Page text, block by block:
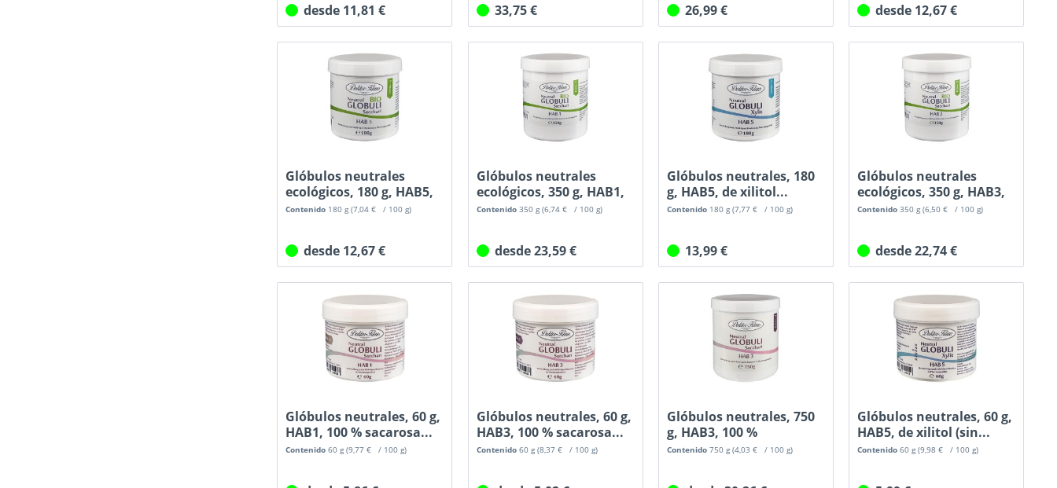
desde 11,81 € 33,75 € 26,99 € desde 12,67 €
Glóbulos neutrales
ecológicos, 180 g, HAB5,
100...
Contenido 180 g(7,04 € / 100 g)
desde 12,67 €
Glóbulos neutrales
ecológicos, 350 g, HAB1,
100...
Contenido 350 g (6,74 € / 100 g)
desde 23,59 €
Glóbulos neutrales, 180
g, HAB5, de xilitol...
Contenido 180 g (7,77 € / 100 g)
13,99 €
Glóbulos neutrales
ecológicos, 350 g, HAB3,
100...
Contenido350 g(6,50 € / 100 g)
desde 22,74 €
Glóbulos neutrales, 60 g,
HAB1, 100 % sacarosa...
Contenido60 g(9,77 € / 100 g)
Glóbulos neutrales, 60 g,
HAB3, 100 % sacarosa...
Contenido 60 g (8,37 € / 100 g)
Glóbulos neutrales, 750
g, HAB3, 100 %
sacarosa...
Contenido 750 g (4,03 € / 100 g)
Glóbulos neutrales, 60 g,
HAB5, de xilitol (sin...
Contenido60 g(9,98 € / 100 g)